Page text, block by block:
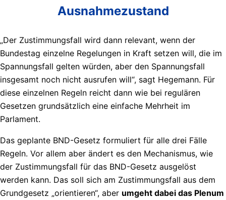
Ausnahmezustand
„Der Zustimmungsfall wird dann relevant, wenn der
Bundestag einzelne Regelungen in Kraft setzen will, die im
Spannungsfall gelten würden, aber den Spannungsfall
insgesamt noch nicht ausrufen will“, sagt Hegemann. Für
diese einzelnen Regeln reicht dann wie bei regulären
Gesetzen grundsätzlich eine einfache Mehrheit im
Parlament.
Das geplante BND-Gesetz formuliert für alle drei Fälle
Regeln. Vor allem aber ändert es den Mechanismus, wie
der Zustimmungsfall für das BND-Gesetz ausgelöst
werden kann. Das soll sich am Zustimmungsfall aus dem
Grundgesetz „orientieren“, aber umgeht dabei das Plenum